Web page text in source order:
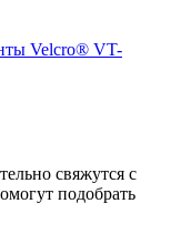
Velcro® VT-
свяжутся с
подобрать